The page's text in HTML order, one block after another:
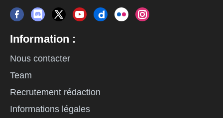
Information :
Nous contacter
Team
Recrutement rédaction
Informations légales